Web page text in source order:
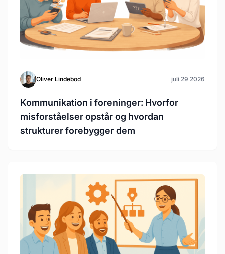
Oliver Lindebod juli 29 2026
Kommunikation i foreninger: Hvorfor
misforståelser opstår og hvordan
strukturer forebygger dem